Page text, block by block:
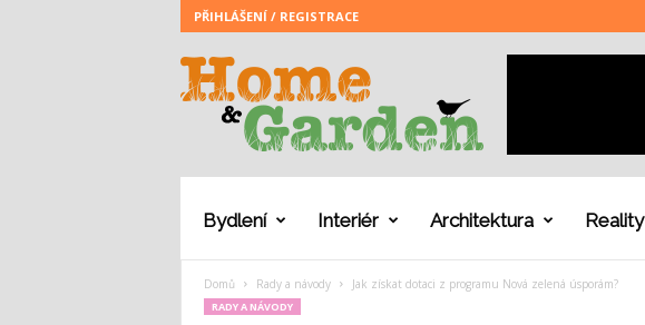
PŘIHLÁŠENÍ / REGISTRACE
m
r
Bydlení Interiér Architektura Reality
Domů Rady a návody Jak získat dotaci z programu Nová zelená úsporám?
RADY A NÁVODY